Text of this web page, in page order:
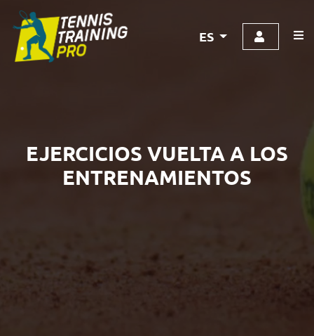
ES
EJERCICIOS VUELTA A LOS
ENTRENAMIENTOS